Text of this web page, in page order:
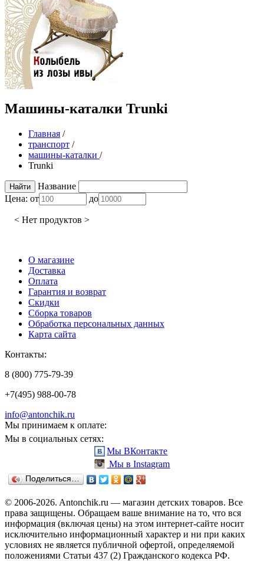
Машины-каталки Trunki
Главная /
транспорт /
машины-каталки /
Trunki
Название
Цена: от до
< Нет продуктов >
О магазине
Доставка
Оплата
Гарантия и возврат
Скидки
Сборка товаров
Обработка персональных данных
Карта сайта
Контакты:
8 (800) 775-79-39
+7(495) 988-00-78
info@antonchik.ru
Мы принимаем к оплате:
Мы в социальных сетях:
Мы ВКонтакте
Мы в Instagram
Поделиться…
© 2006-2026. Antonchik.ru — магазин детских товаров. Все
права защищены. Обращаем ваше внимание на то, что вся
информация (включая цены) на этом интернет-сайте носит
исключительно информационный характер и ни при каких
условиях не является публичной офертой, определяемой
положениями Статьи 437 (2) Гражданского кодекса РФ.